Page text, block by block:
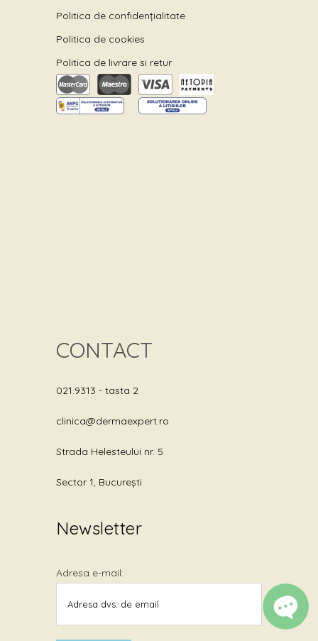
Politica de confidențialitate
Politica de cookies
Politica de livrare si retur
CONTACT
021.9313 - tasta 2
clinica@dermaexpert.ro
Strada Helesteului nr. 5
Sector 1, București
Newsletter
Adresa e-mail: